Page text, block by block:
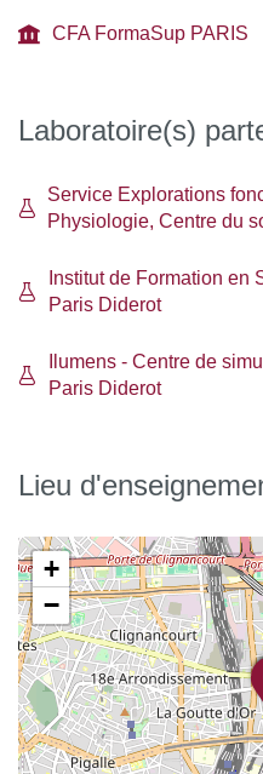
une solide formation
une solide formation
une bonne
une organisation en
Cadres formateur du
Soins Infirmiers
Professionnels du
Domicile
Enseignants de
CFA FormaSup PARIS
Laboratoire(s)
Service Explorations
Physiologie, Centre du
Institut de Formation en
Paris Diderot
Ilumens - Centre de
Paris Diderot
Lieu
+
−